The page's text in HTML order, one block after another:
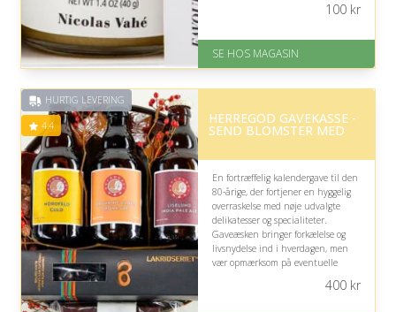
På lager
Levering: 1-3 dage
af 5
100kr
SE HOS MAGASIN
HURTIG LEVERING
4.4 HERREGOD GAVEKASSE -
SEND BLOMSTER MED
En fortræffelig kalendergave til den
80-årige, der fortjener en hyggelig
overraskelse med nøje udvalgte
delikatesser og specialiteter.
Gaveæsken bringer forkælelse og
livsnydelse ind i hverdagen, men
vær opmærksom på eventuelle
400kr